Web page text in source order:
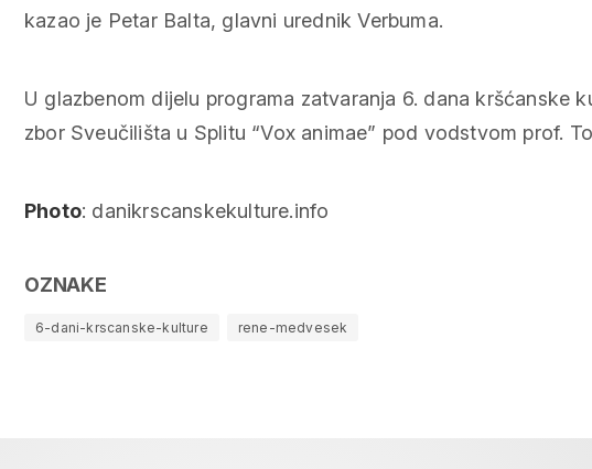
kazao je Petar Balta, glavni urednik Verbuma.
U glazbenom dijelu programa zatvaranja 6. dana kršćanske
zbor Sveučilišta u Splitu “Vox animae” pod vodstvom prof.
Photo: danikrscanskekulture.info
OZNAKE
6-dani-krscanske-kulture rene-medvesek